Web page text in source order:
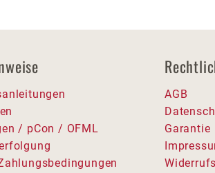
/ pCon / OFML
AGB
Garantie